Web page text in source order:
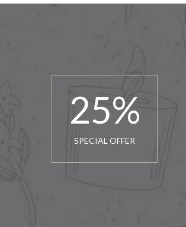
25%
SPECIAL OFFER